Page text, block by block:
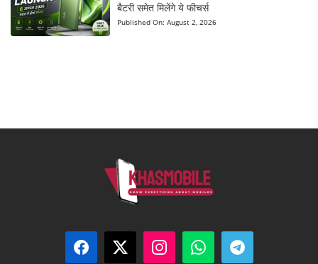
बैटरी समेत मिलेंगे ये फीचर्स
Published On: August 2, 2026